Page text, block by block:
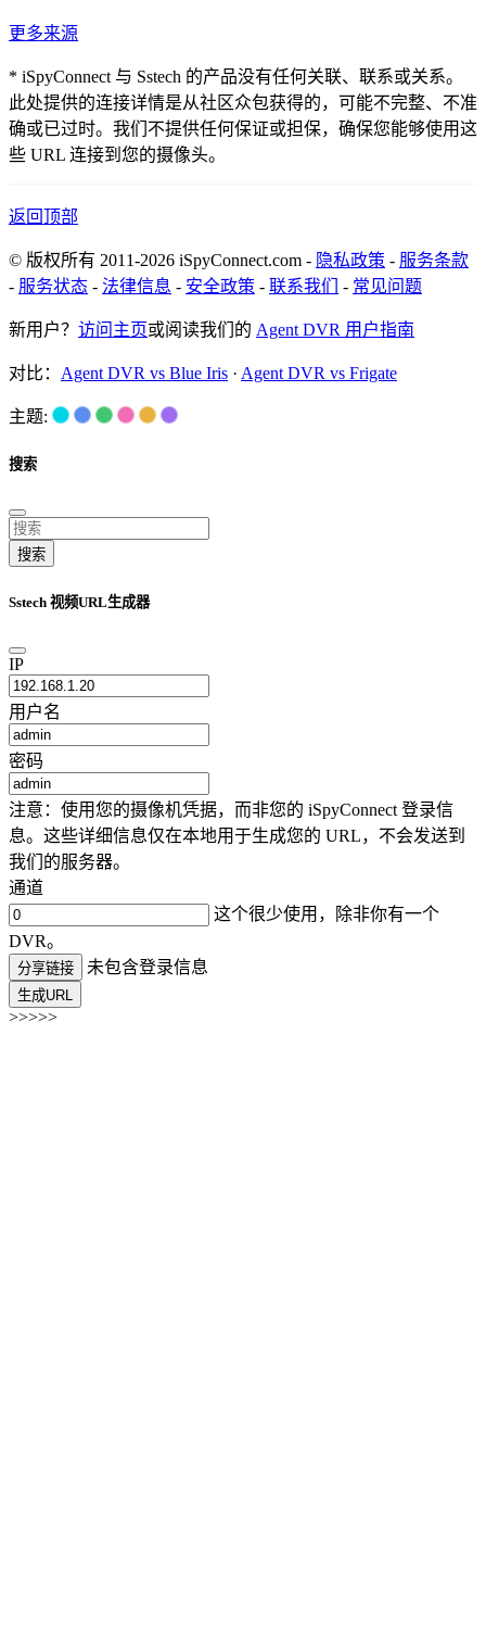
更多来源
* iSpyConnect 与 Sstech 的产品没有任何关联、联系或关系。
此处提供的连接详情是从社区众包获得的，可能不完整、不准
确或已过时。我们不提供任何保证或担保，确保您能够使用这
些 URL 连接到您的摄像头。
返回顶部
© 版权所有 2011-2026 iSpyConnect.com - 隐私政策 - 服务条款
- 服务状态 - 法律信息 - 安全政策 - 联系我们 - 常见问题
新用户？ 访问主页或阅读我们的 Agent DVR 用户指南
对比： Agent DVR vs Blue Iris · Agent DVR vs Frigate
主题:
搜索
搜索
Sstech 视频URL生成器
IP
用户名
密码
注意：使用您的摄像机凭据，而非您的 iSpyConnect 登录信
息。这些详细信息仅在本地用于生成您的 URL，不会发送到
我们的服务器。
通道
这个很少使用，除非你有一个
DVR。
分享链接 未包含登录信息
生成URL
>>>>>